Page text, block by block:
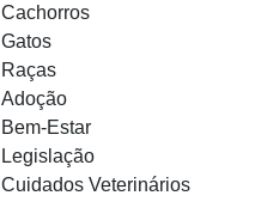
Cachorros
Gatos
Raças
Adoção
Bem-Estar
Legislação
Cuidados Veterinários